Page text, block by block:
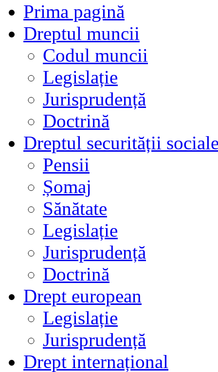
Prima pagină
Dreptul muncii
Codul muncii
Legislație
Jurisprudență
Doctrină
Dreptul securității
Pensii
Șomaj
Sănătate
Legislație
Jurisprudență
Doctrină
Drept european
Legislație
Jurisprudență
Drept internațional